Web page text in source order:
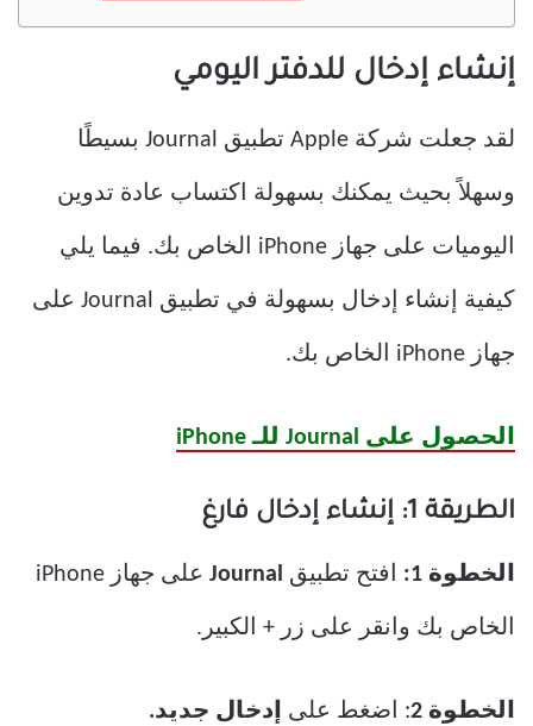
إنشاء إدخال للدفتر اليومي
لقد جعلت شركة Apple تطبيق Journal بسيطًا
وسهلاً بحيث يمكنك بسهولة اكتساب عادة تدوين
اليوميات على جهاز iPhone الخاص بك. فيما يلي
كيفية إنشاء إدخال بسهولة في تطبيق Journal على
جهاز iPhone الخاص بك.
الحصول على Journal للـ iPhone
الطريقة 1: إنشاء إدخال فارغ
الخطوة 1: افتح تطبيق Journal على جهاز iPhone
الخاص بك وانقر على زر + الكبير.
الخطوة 2 : اضغط على إدخال جديد.